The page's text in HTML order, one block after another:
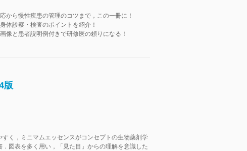
から慢性疾患の管理のコツまで，この一冊に！
体診察・検査のポイントを紹介！
像と患者説明例付きで研修医の頼りになる！
版
すく，ミニマムエッセンスがコンセプトの生物薬剤学
．図表を多く用い，「見た目」からの理解を意識した